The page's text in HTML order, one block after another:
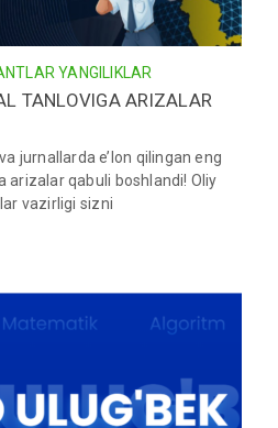
YANGILIKLAR
TANLOVIGA ARIZALAR
jurnallarda e’lon qilingan eng
arizalar qabuli boshlandi! Oliy
vazirligi sizni